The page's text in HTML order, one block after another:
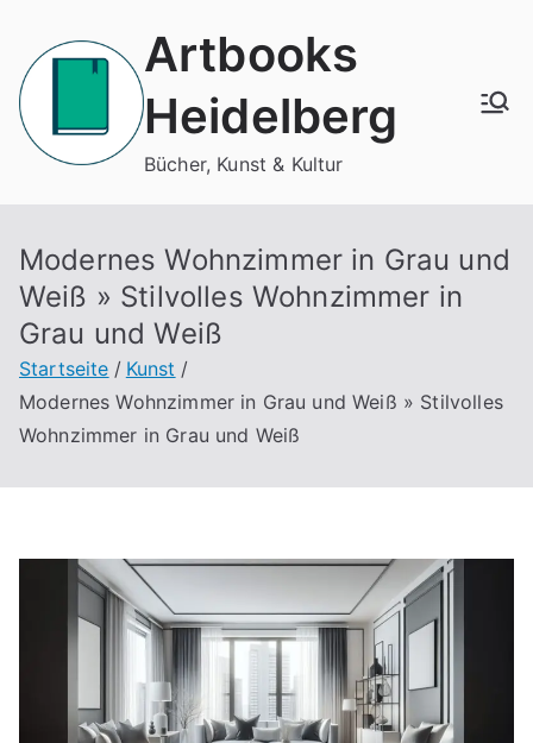
Inhalt
springen
Artbooks
Heidelberg
Bücher, Kunst & Kultur
Modernes Wohnzimmer in Grau und
Weiß » Stilvolles Wohnzimmer in
Grau und Weiß
Startseite
Kunst
Modernes Wohnzimmer in Grau und Weiß » Stilvolles
Wohnzimmer in Grau und Weiß